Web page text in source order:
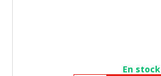
En stock